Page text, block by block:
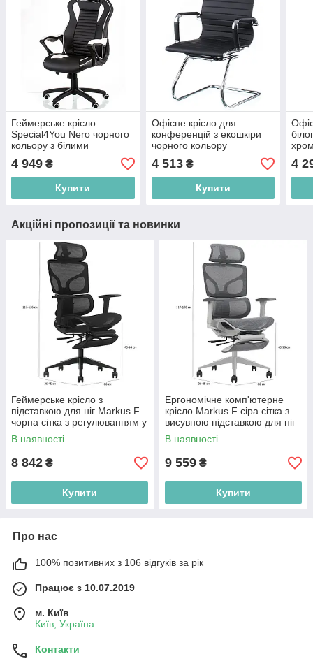
Геймерське крісло
Special4You Nеro чорного
кольору з білими
вставками
4 949 ₴
Купити
Офісне крісло для
конференцій з екошкіри
чорного кольору
Special4You Solano з
підлокітниками
4 513₴
Купити
4
Акційні пропозиції та новинки
Геймерське крісло з
підставкою для ніг Markus F
чорна сітка з регулюванням у
сучасному стилі
В наявності
8 842 ₴
Купити
Ергономічне комп'ютерне
крісло Markus F сіра сітка з
висувною підставкою для ніг
В наявності
9 559 ₴
Купити
Про нас
100% позитивних з 106 відгуків за рік
Працює з 10.07.2019
м. Київ
Київ, Україна
Контакти